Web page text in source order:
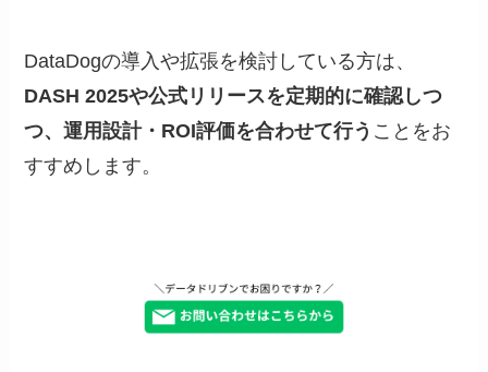
DataDogの導入や拡張を検討している方は、
DASH 2025や公式リリースを定期的に確認しつ
つ、運用設計・ROI評価を合わせて行う ことをお
すすめします。